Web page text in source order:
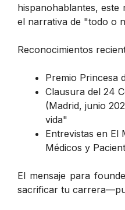
hispanohablantes, este
el narrativa de "todo o
Reconocimientos
Premio Princesa
Clausura del 24
(Madrid, junio
vida"
Entrevistas en El
Médicos y
El mensaje para
sacrificar tu